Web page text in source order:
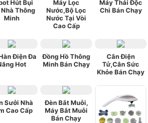
Hút Bụi
Nhà Thông
Minh
Máy Lọc
Nước,Bộ Lọc
Nước Tại Vòi
Cao Cấp
Máy Thải Độc
Chì Bán Chạy
Điện Đa
Hot
Đồng Hồ Thông
Minh Bán Chạy
Cân Điện
Tử,Cân Sức
Khỏe Bán Chạy
Sưởi Nhà
Cao Cấp
Đèn Bắt Muỗi,
Máy Bắt Muỗi
Bán Chạy